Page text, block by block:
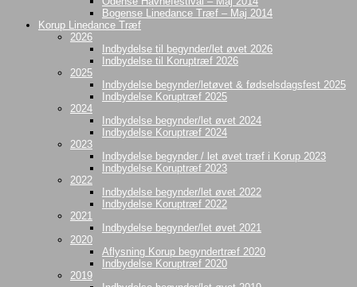
Bogense Linedance Træf – Maj 2014
Korup Linedance Træf
2026
Indbydelse til begynder/let øvet 2026
Indbydelse til Koruptræf 2026
2025
Indbydelse begynder/letøvet & fødselsdagsfest 2025
Indbydelse Koruptræf 2025
2024
Indbydelse begynder/let øvet 2024
Indbydelse Koruptræf 2024
2023
Indbydelse begynder / let øvet træf i Korup 2023
Indbydelse Koruptræf 2023
2022
Indbydelse begynder/let øvet 2022
Indbydelse Koruptræf 2022
2021
Indbydelse begynder/let øvet 2021
2020
Aflysning Korup begyndertræf 2020
Indbydelse Koruptræf 2020
2019